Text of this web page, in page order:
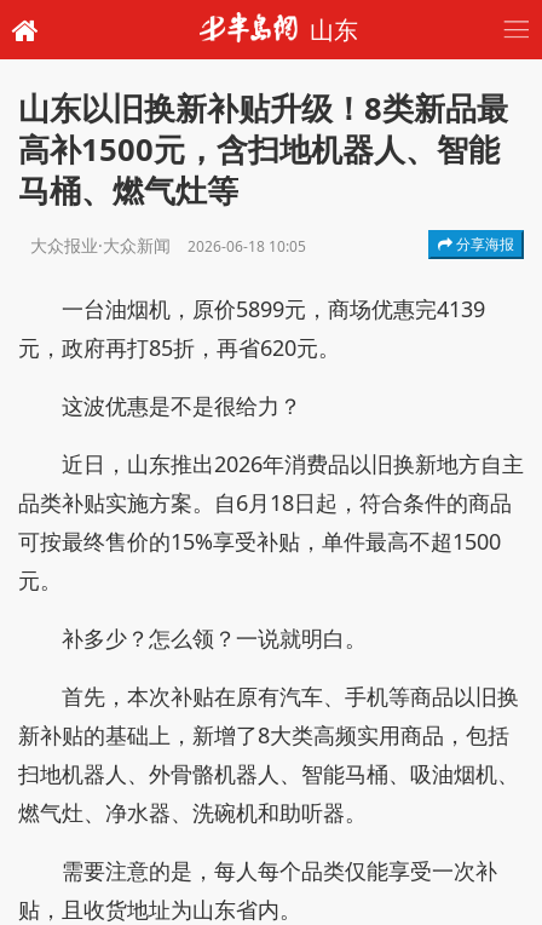
山东
山东以旧换新补贴升级！8类新品最
高补1500元，含扫地机器人、智能
马桶、燃气灶等
大众报业·大众新闻 2026-06-18 10:05 分享海报
一台油烟机，原价5899元，商场优惠完4139
元，政府再打85折，再省620元。
这波优惠是不是很给力？
近日，山东推出2026年消费品以旧换新地方自主
品类补贴实施方案。自6月18日起，符合条件的商品
可按最终售价的15%享受补贴，单件最高不超1500
元。
补多少？怎么领？一说就明白。
首先，本次补贴在原有汽车、手机等商品以旧换
新补贴的基础上，新增了8大类高频实用商品，包括
扫地机器人、外骨骼机器人、智能马桶、吸油烟机、
燃气灶、净水器、洗碗机和助听器。
需要注意的是，每人每个品类仅能享受一次补
贴，且收货地址为山东省内。